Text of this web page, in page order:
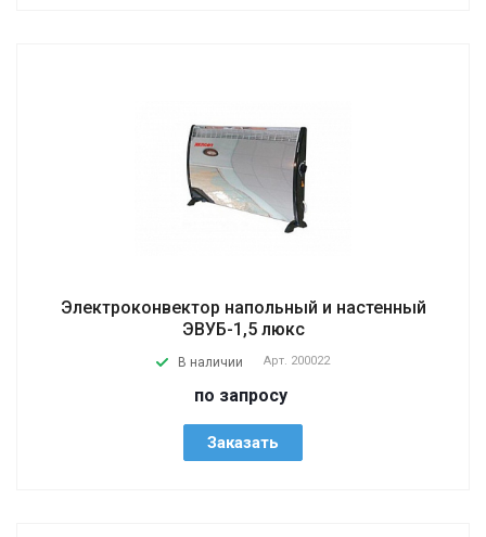
Электроконвектор напольный и настенный
ЭВУБ-1,5 люкс
В наличии Арт. 200022
по запросу
Заказать